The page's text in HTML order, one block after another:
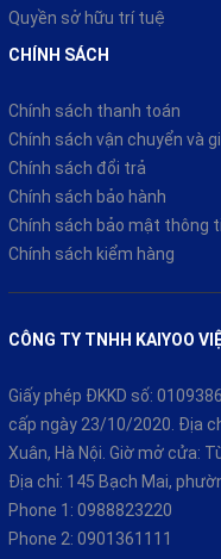
bằng không khí, hộp số 4
Buồng đốt cải tiến giúp
Đăng ký thành viên
ĐIỀU KHOÁN
Điều khoản sử dụng
Điều khoản giao dịch
Dịch vụ tiện ích
Quyền sở hữu trí tuệ
CHÍNH SÁCH
Chính sách đổi trả
Chính sách bảo mật thông
Chính sách kiểm hàng
CÔNG TY TNHH KAIYOO